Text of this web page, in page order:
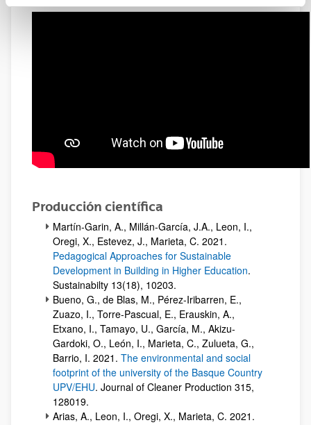
Producción científica
Martín-Garin, A., Millán-García, J.A., Leon, I.,
Oregi, X., Estevez, J., Marieta, C. 2021.
Pedagogical Approaches for Sustainable
Development in Building in Higher Education.
Sustainabilty 13(18), 10203.
Bueno, G., de Blas, M., Pérez-Iribarren, E.,
Zuazo, I., Torre-Pascual, E., Erauskin, A.,
Etxano, I., Tamayo, U., García, M., Akizu-
Gardoki, O., León, I., Marieta, C., Zulueta, G.,
Barrio, I. 2021. The environmental and social
footprint of the university of the Basque Country
UPV/EHU. Journal of Cleaner Production 315,
128019.
Arias, A., Leon, I., Oregi, X., Marieta, C. 2021.